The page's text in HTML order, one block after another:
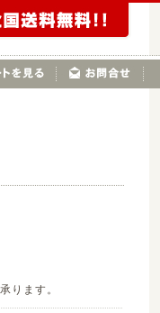
ります。